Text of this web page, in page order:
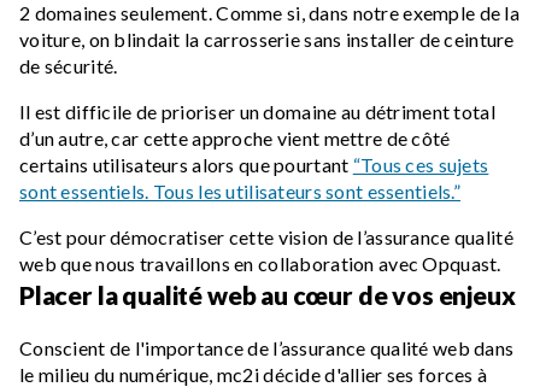
2 domaines seulement. Comme si, dans notre exemple de la
voiture, on blindait la carrosserie sans installer de ceinture
de sécurité.
Il est difficile de prioriser un domaine au détriment total
d’un autre, car cette approche vient mettre de côté
certains utilisateurs alors que pourtant “Tous ces sujets
sont essentiels. Tous les utilisateurs sont essentiels.”
C’est pour démocratiser cette vision de l’assurance qualité
web que nous travaillons en collaboration avec Opquast.
Placer la qualité web au cœur de vos enjeux
Conscient de l'importance de l’assurance qualité web dans
le milieu du numérique, mc2i décide d'allier ses forces à